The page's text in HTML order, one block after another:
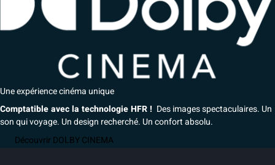
Une expérience cinéma unique
Comptatible avec la technologie HFR ! Des images spectaculaires. Un
son qui voyage. Un design recherché. Un confort absolu.
Découvrir DOLBY CINEMA